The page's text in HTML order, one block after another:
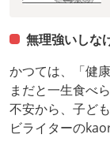
無理強いしな
かつては、「健
まだと一生食べ
不安から、子ど
ビライターの